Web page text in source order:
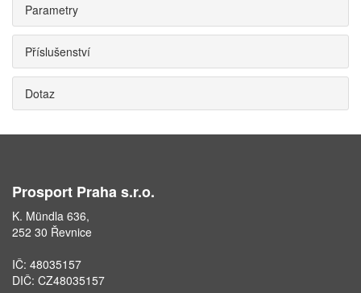
Parametry
Příslušenství
Dotaz
Prosport Praha s.r.o.
K. Mündla 636,
252 30 Řevnice
IČ: 48035157
DIČ: CZ48035157